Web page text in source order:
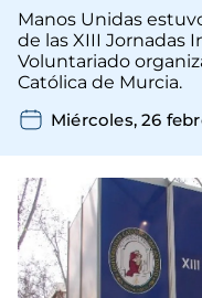
Manos Unidas
de las XIII Jornadas
Voluntariado
Católica de Murcia.
Miércoles, 26